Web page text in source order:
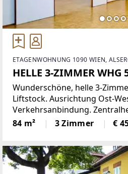
ETAGENWOHNUNG 1090 WIEN,
HELLE 3-ZIMMER WHG
Wunderschöne, helle 3-
Liftstock. Ausrichtung Ost-
Verkehrsanbindung.
Jalousien, Abstellraum.
lichtdurchflutete
84 m² 3 Zimmer €